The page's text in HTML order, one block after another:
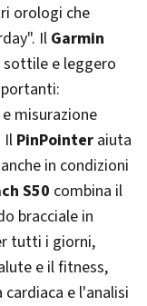
orologi che
Il Garmin
e leggero
misurazione
Il PinPointer aiuta
in condizioni
S50 combina il
bracciale in
tutti i giorni,
e il fitness,
e l'analisi